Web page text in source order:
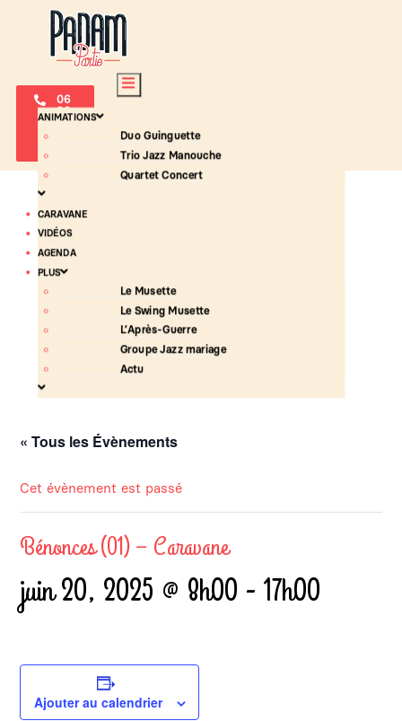
06
30
64
ANIMATIONS
Duo Guinguette
Trio Jazz Manouche
Quartet Concert
CARAVANE
VIDÉOS
AGENDA
PLUS
Le Musette
Le Swing Musette
L’Après-Guerre
Groupe Jazz mariage
Actu
« Tous les Évènements
Cet évènement est passé
Bénonces (01) – Caravane
juin 20, 2025 @ 8h00 -17h00
Ajouter au calendrier